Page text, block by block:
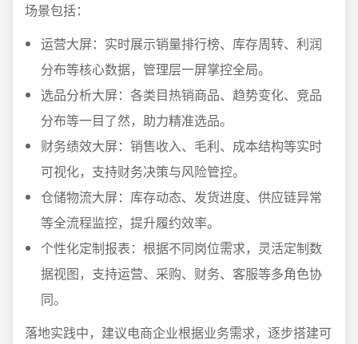
场景包括：
运营大屏：实时展示销量排行榜、库存周转、利润
分布等核心数据，管理层一屏掌控全局。
选品分析大屏：各类目热销商品、趋势变化、竞品
分布等一目了然，助力精准选品。
财务绩效大屏：销售收入、毛利、成本结构等实时
可视化，支持财务决策与风险管控。
仓储物流大屏：库存动态、发货进度、供应链异常
等全流程监控，提升履约效率。
个性化定制报表：根据不同岗位需求，灵活定制数
据视图，支持运营、采购、财务、客服等多角色协
同。
落地实践中，建议电商企业根据业务需求，逐步搭建可